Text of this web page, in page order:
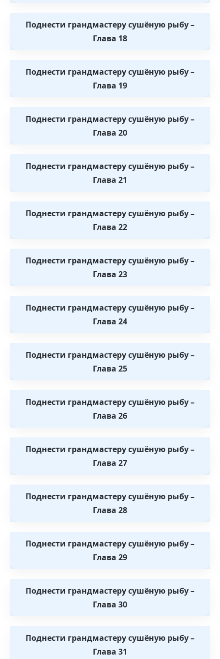
Поднести грандмастеру сушёную рыбу –
Глава 18
Поднести грандмастеру сушёную рыбу –
Глава 19
Поднести грандмастеру сушёную рыбу –
Глава 20
Поднести грандмастеру сушёную рыбу –
Глава 21
Поднести грандмастеру сушёную рыбу –
Глава 22
Поднести грандмастеру сушёную рыбу –
Глава 23
Поднести грандмастеру сушёную рыбу –
Глава 24
Поднести грандмастеру сушёную рыбу –
Глава 25
Поднести грандмастеру сушёную рыбу –
Глава 26
Поднести грандмастеру сушёную рыбу –
Глава 27
Поднести грандмастеру сушёную рыбу –
Глава 28
Поднести грандмастеру сушёную рыбу –
Глава 29
Поднести грандмастеру сушёную рыбу –
Глава 30
Поднести грандмастеру сушёную рыбу –
Глава 31